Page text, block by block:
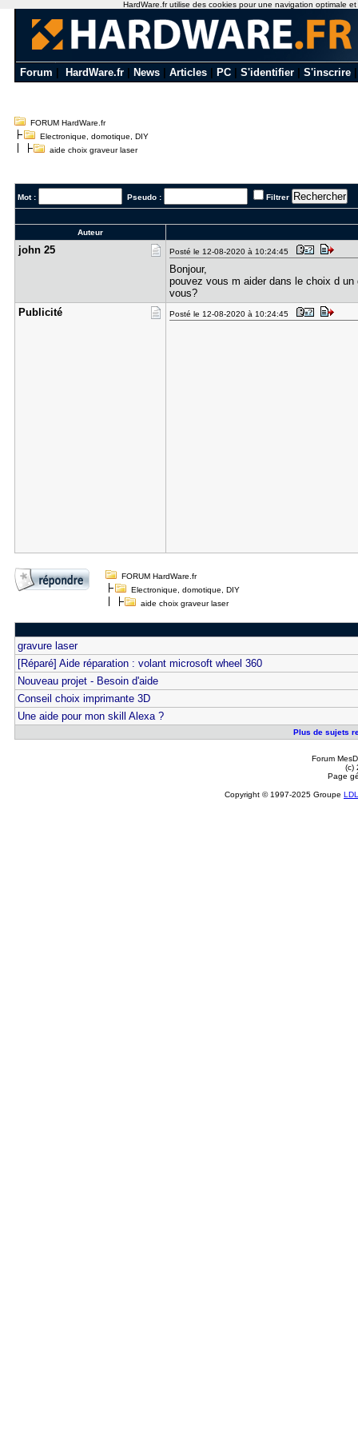
Forum HardWare.fr News Articles PC S'identifier S'inscrire
FORUM HardWare.fr
Electronique, domotique, DIY
aide choix graveur laser
Mot : Pseudo : Filtrer
Auteur
john 25 Posté le 12-08-2020 à 10:24:45
Bonjour,
pouvez vous m aider dans le choix d
vous?
Publicité
Posté le 12-08-2020 à 10:24:45
FORUM HardWare.fr
Electronique, domotique, DIY
aide choix graveur laser
gravure laser
[Réparé] Aide réparation : volant microsoft wheel 360
Nouveau projet - Besoin d'aide
Conseil choix imprimante 3D
Une aide pour mon skill Alexa ?
Plus de sujets
Forum
(c)
Page
Copyright © 1997-2025 Groupe
HardWare.fr utilise des cookies pour une navigation optimale